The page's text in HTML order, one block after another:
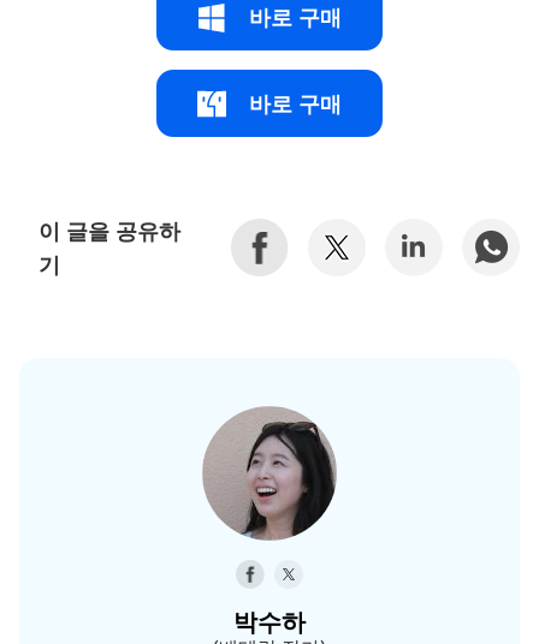
바로 구매
바로 구매
이 글을 공유하
기
박수하